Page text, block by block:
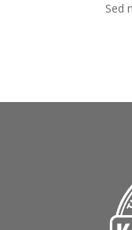
Sed